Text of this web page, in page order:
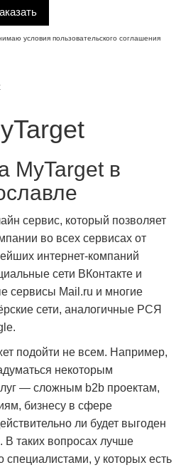
условия пользовательского соглашения
MyTarget в
сервис, который позволяет
во всех сервисах от
интернет-компаний
сети ВКонтакте и
сервисы Mail.ru и многие
сети, аналогичные РСЯ
подойти не всем. Например,
некоторым
— сложным b2b проектам,
бизнесу в сфере
ли будет выгоден
В таких вопросах лучше
специалистами, у которых есть